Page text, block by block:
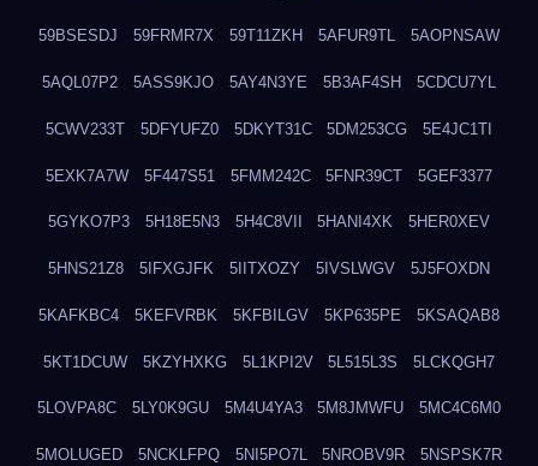
59BSESDJ 59FRMR7X 59T11ZKH 5AFUR9TL 5AOPNSAW
5AQL07P2 5ASS9KJO 5AY4N3YE 5B3AF4SH 5CDCU7YL
5CWV233T 5DFYUFZ0 5DKYT31C 5DM253CG 5E4JC1TI
5EXK7A7W 5F447S51 5FMM242C 5FNR39CT 5GEF3377
5GYKO7P3 5H18E5N3 5H4C8VII 5HANI4XK 5HER0XEV
5HNS21Z8 5IFXGJFK 5IITXOZY 5IVSLWGV 5J5FOXDN
5KAFKBC4 5KEFVRBK 5KFBILGV 5KP635PE 5KSAQAB8
5KT1DCUW 5KZYHXKG 5L1KPI2V 5L515L3S 5LCKQGH7
5LOVPA8C 5LY0K9GU 5M4U4YA3 5M8JMWFU 5MC4C6M0
5MOLUGED 5NCKLFPQ 5NI5PO7L 5NROBV9R 5NSPSK7R